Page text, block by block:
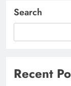
Search
Recent